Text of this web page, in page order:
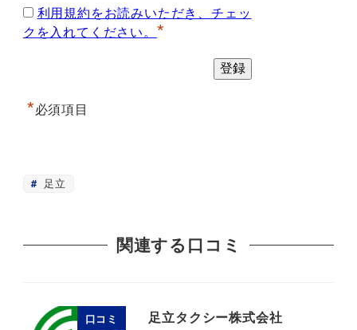
利用規約をお読みいただき、チェッ
クを入れてください。 *
*必須項目
足立
関連する口コミ
口コミ 足立タクシー株式会社